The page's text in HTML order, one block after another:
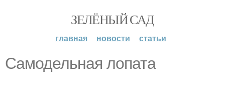
ЗЕЛЁНЫЙ САД
главная новости статьи
Самодельная лопата